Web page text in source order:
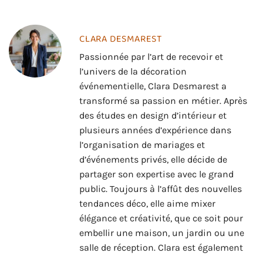
CLARA DESMAREST
Passionnée par l’art de recevoir et
l’univers de la décoration
événementielle, Clara Desmarest a
transformé sa passion en métier. Après
des études en design d’intérieur et
plusieurs années d’expérience dans
l’organisation de mariages et
d’événements privés, elle décide de
partager son expertise avec le grand
public. Toujours à l’affût des nouvelles
tendances déco, elle aime mixer
élégance et créativité, que ce soit pour
embellir une maison, un jardin ou une
salle de réception. Clara est également